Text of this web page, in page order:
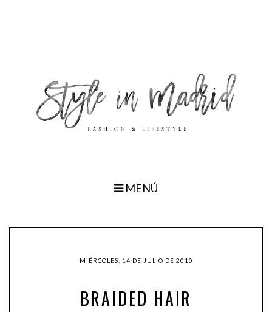
MENÚ
MIÉRCOLES, 14 DE JULIO DE 2010
BRAIDED HAIR